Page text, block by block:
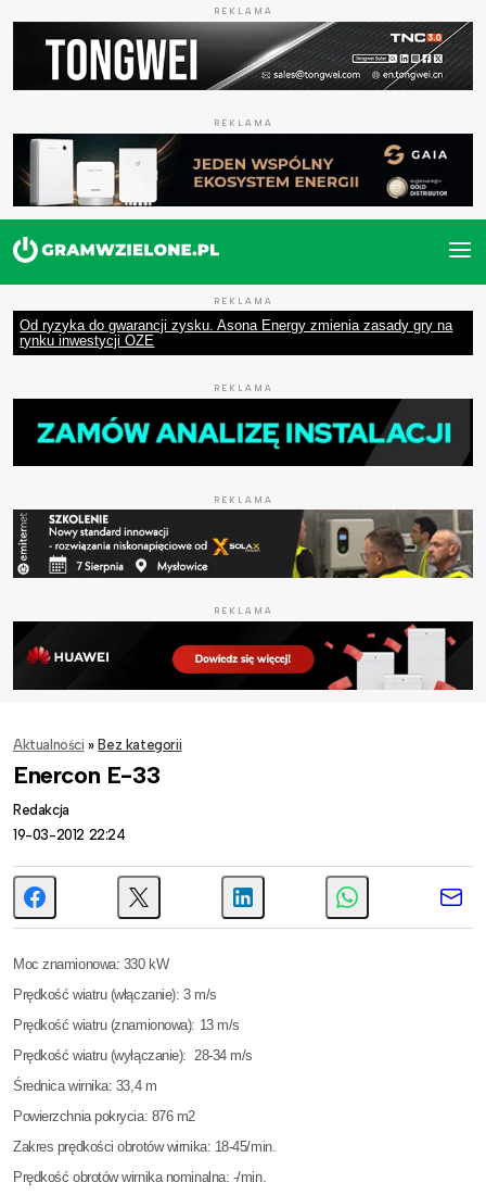
REKLAMA
REKLAMA
REKLAMA
Od ryzyka do gwarancji zysku. Asona Energy zmienia zasady gry na
rynku inwestycji OZE
REKLAMA
REKLAMA
REKLAMA
Aktualności » Bez kategorii
Enercon E-33
Redakcja
19-03-2012 22:24
Moc znamionowa: 330 kW
Prędkość wiatru (włączanie): 3 m/s
Prędkość wiatru (znamionowa): 13 m/s
Prędkość wiatru (wyłączanie): 28-34 m/s
Średnica wirnika: 33,4 m
Powierzchnia pokrycia: 876 m2
Zakres prędkości obrotów wirnika: 18-45/min.
Prędkość obrotów wirnika nominalna: -/min.